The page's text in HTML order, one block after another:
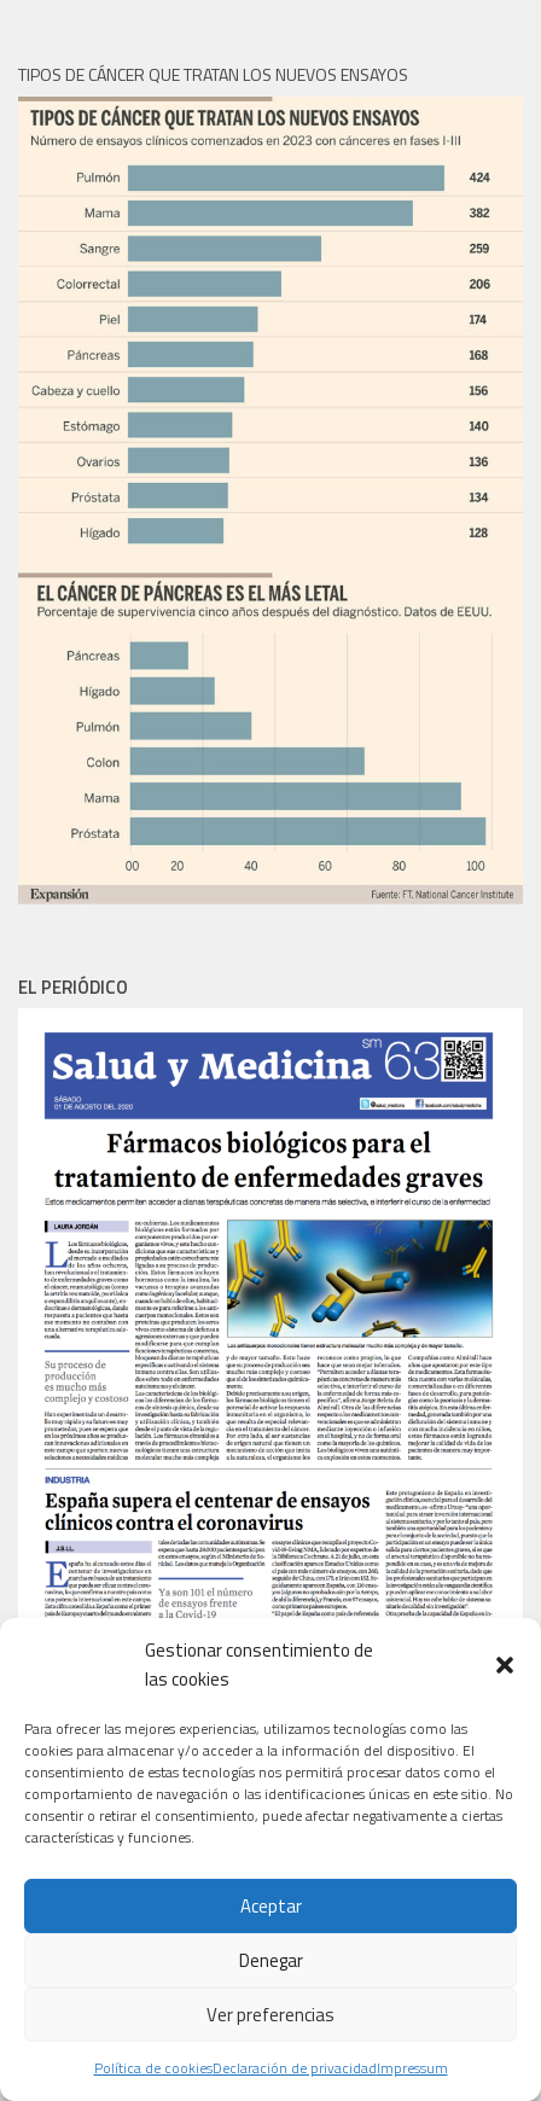
Gestionar consentimiento de
las cookies
Para ofrecer las mejores experiencias, utilizamos tecnologías como las
cookies para almacenar y/o acceder a la información del dispositivo. El
consentimiento de estas tecnologías nos permitirá procesar datos como el
comportamiento de navegación o las identificaciones únicas en este sitio. No
consentir o retirar el consentimiento, puede afectar negativamente a ciertas
características y funciones.
Aceptar
Denegar
Ver preferencias
Política de cookiesDeclaración de privacidadImpressum
TIPOS DE CÁNCER QUE TRATAN LOS NUEVOS ENSAYOS
EL PERIÓDICO